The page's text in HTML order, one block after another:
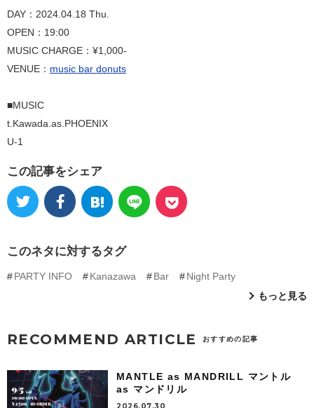
DAY：2024.04.18 Thu.
OPEN：19:00
MUSIC CHARGE：¥1,000-
VENUE： music bar donuts
■MUSIC
t.Kawada.as.PHOENIX
U-1
この記事をシェア
このネタに対するタグ
PARTY INFO Kanazawa Bar
Night Party
もっと見る
RECOMMEND ARTICLE おすすめの記事
MANTLE as MANDRILL マントル
as マンドリル
2026.07.30